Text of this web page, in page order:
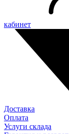
кабинет
Доставка
Оплата
Услуги склада